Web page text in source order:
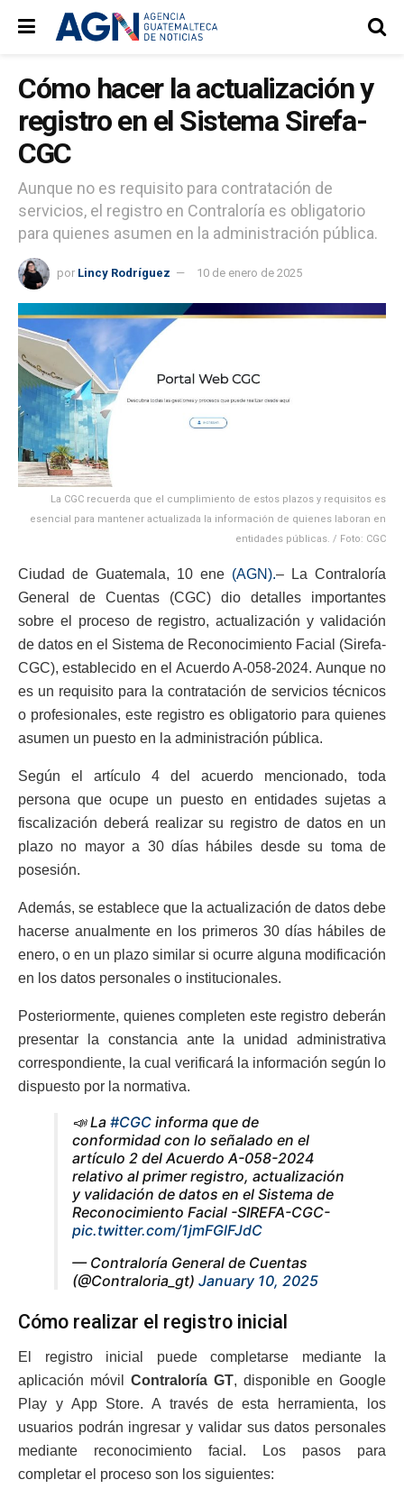
Cómo hacer la actualización y
registro en el Sistema Sirefa-
CGC
Aunque no es requisito para contratación de
servicios, el registro en Contraloría es obligatorio
para quienes asumen en la administración pública.
por Lincy Rodríguez 10 de enero de 2025
La CGC recuerda que el cumplimiento de estos plazos y requisitos es
esencial para mantener actualizada la información de quienes laboran en
entidades públicas. / Foto: CGC
Ciudad de Guatemala, 10 ene (AGN).– La Contraloría
General de Cuentas (CGC) dio detalles importantes
sobre el proceso de registro, actualización y validación
de datos en el Sistema de Reconocimiento Facial (Sirefa-
CGC), establecido en el Acuerdo A-058-2024. Aunque no
es un requisito para la contratación de servicios técnicos
o profesionales, este registro es obligatorio para quienes
asumen un puesto en la administración pública.
Según el artículo 4 del acuerdo mencionado, toda
persona que ocupe un puesto en entidades sujetas a
fiscalización deberá realizar su registro de datos en un
plazo no mayor a 30 días hábiles desde su toma de
posesión.
Además, se establece que la actualización de datos debe
hacerse anualmente en los primeros 30 días hábiles de
enero, o en un plazo similar si ocurre alguna modificación
en los datos personales o institucionales.
Posteriormente, quienes completen este registro deberán
presentar la constancia ante la unidad administrativa
correspondiente, la cual verificará la información según lo
dispuesto por la normativa.
📣 La #CGC informa que de
conformidad con lo señalado en el
artículo 2 del Acuerdo A-058-2024
relativo al primer registro, actualización
y validación de datos en el Sistema de
Reconocimiento Facial -SIREFA-CGC-
pic.twitter.com/1jmFGlFJdC
— Contraloría General de Cuentas
(@Contraloria_gt) January 10, 2025
Cómo realizar el registro inicial
El registro inicial puede completarse mediante la
aplicación móvil Contraloría GT, disponible en Google
Play y App Store. A través de esta herramienta, los
usuarios podrán ingresar y validar sus datos personales
mediante reconocimiento facial. Los pasos para
completar el proceso son los siguientes: